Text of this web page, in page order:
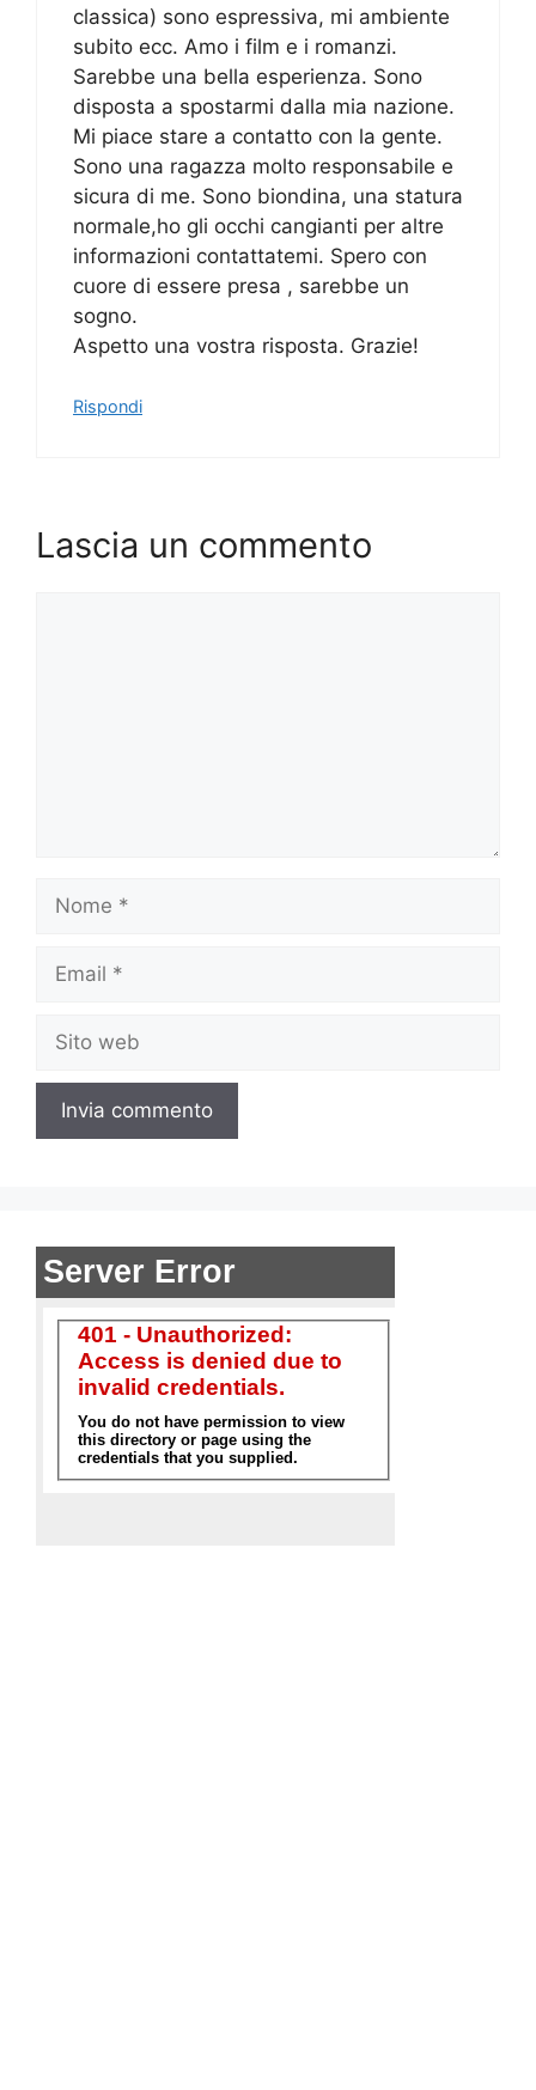
classica) sono espressiva, mi ambiente
subito ecc. Amo i film e i romanzi.
Sarebbe una bella esperienza. Sono
disposta a spostarmi dalla mia nazione.
Mi piace stare a contatto con la gente.
Sono una ragazza molto responsabile e
sicura di me. Sono biondina, una statura
normale,ho gli occhi cangianti per altre
informazioni contattatemi. Spero con
cuore di essere presa , sarebbe un
sogno.
Aspetto una vostra risposta. Grazie!
Rispondi
Lascia un commento
web